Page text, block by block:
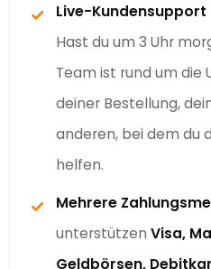
✓ Live-Kundensupport
Hast du um 3 Uhr
Team ist rund um die
deiner Bestellung,
anderen, bei dem du
helfen.
✓ Mehrere
unterstützen Visa,
Geldbörsen,